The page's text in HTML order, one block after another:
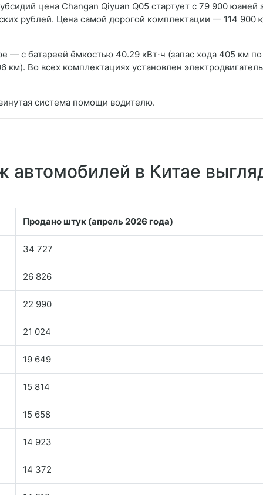
цена Changan Qiyuan Q05 стартует с 79 900 юаней
рублей. Цена самой дорогой комплектации — 114 900
— с батареей ёмкостью 40.29 кВт⋅ч (запас хода 405 км по
км). Во всех комплектациях установлен электродвигатель
система помощи водителю.
в Китае
Продано штук (апрель 2026 года)
34 727
26 826
22 990
21 024
19 649
15 814
15 658
14 923
14 372